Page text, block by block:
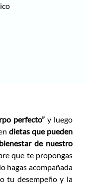
perfecto” y luego
dietas que pueden
de nuestro
que te propongas
hagas acompañada
tu desempeño y la